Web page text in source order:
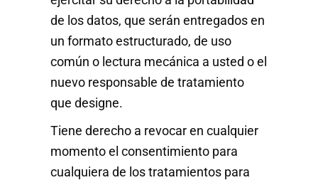
de los datos, que serán entregados en
un formato estructurado, de uso
común o lectura mecánica a usted o el
nuevo responsable de tratamiento
que designe.
Tiene derecho a revocar en cualquier
momento el consentimiento para
cualquiera de los tratamientos para